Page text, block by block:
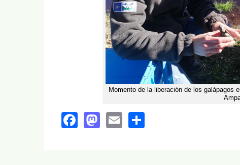
Momento de la liberación de los galápagos
Facebook
Mastodon
Email